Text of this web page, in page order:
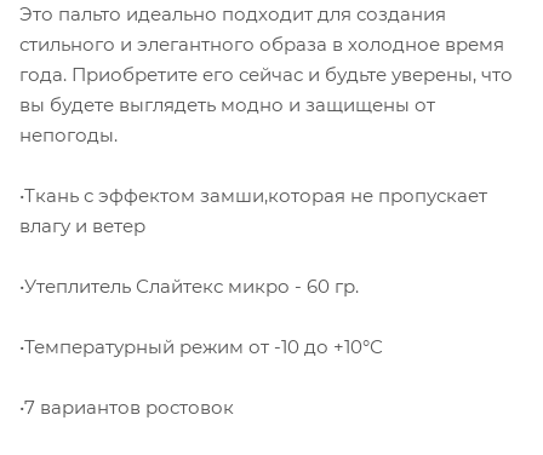
Это пальто идеально подходит для создания
стильного и элегантного образа в холодное время
года. Приобретите его сейчас и будьте уверены, что
вы будете выглядеть модно и защищены от
непогоды.
•Ткань с эффектом замши,которая не пропускает
влагу и ветер
•Утеплитель Слайтекс микро - 60 гр.
•Температурный режим от -10 до +10°С
•7 вариантов ростовок